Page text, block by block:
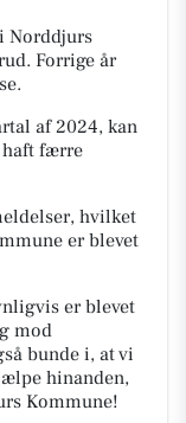
Norddjurs
Forrige år
af 2024, kan
haft færre
hvilket
er blevet
er blevet
mod
bunde i, at vi
hinanden,
Kommune!